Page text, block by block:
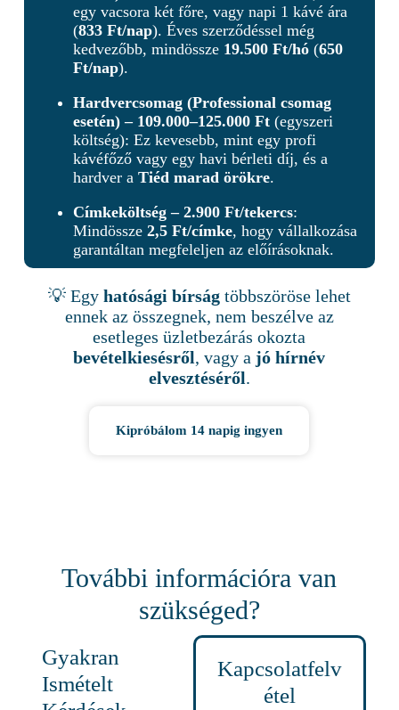
egy vacsora két főre, vagy napi 1 kávé ára
(833 Ft/nap). Éves szerződéssel még
kedvezőbb, mindössze 19.500 Ft/hó(650
Ft/nap).
Hardvercsomag (Professional csomag
esetén) – 109.000–125.000 Ft(egyszeri
költség): Ez kevesebb, mint egy profi
kávéfőző vagy egy havi bérleti díj, és a
hardver aTiédmarad örökre.
Címkeköltség – 2.900 Ft/tekercs:
Mindössze 2,5 Ft/címke, hogy vállalkozása
garantáltan megfeleljen az előírásoknak.
💡 Egy hatósági bírságtöbbszöröse lehet
ennek az összegnek, nem beszélve az
esetleges üzletbezárás okozta
bevételkiesésről, vagy a jó hírnév
elvesztéséről.
Kipróbálom 14 napig ingyen
További információra van
szükséged?
Gyakran
Ismételt
Kapcsolatfelv
étel